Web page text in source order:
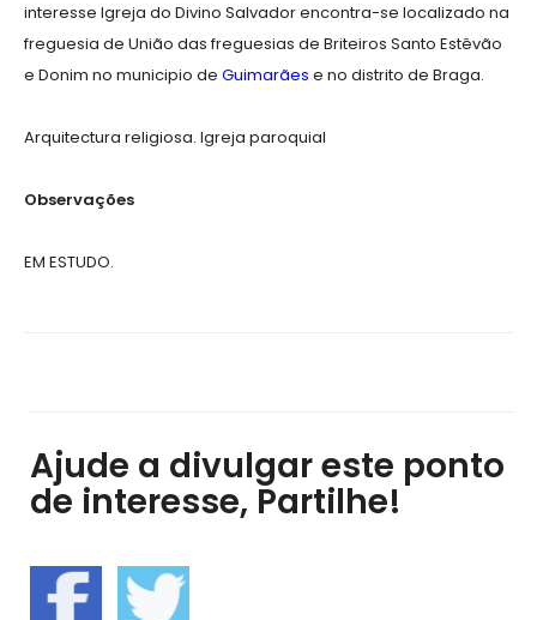
interesse Igreja do Divino Salvador encontra-se localizado na
freguesia de União das freguesias de Briteiros Santo Estêvão
e Donim no municipio de Guimarães e no distrito de Braga.
Arquitectura religiosa. Igreja paroquial
Observações
EM ESTUDO.
Ajude a divulgar este ponto
de interesse, Partilhe!